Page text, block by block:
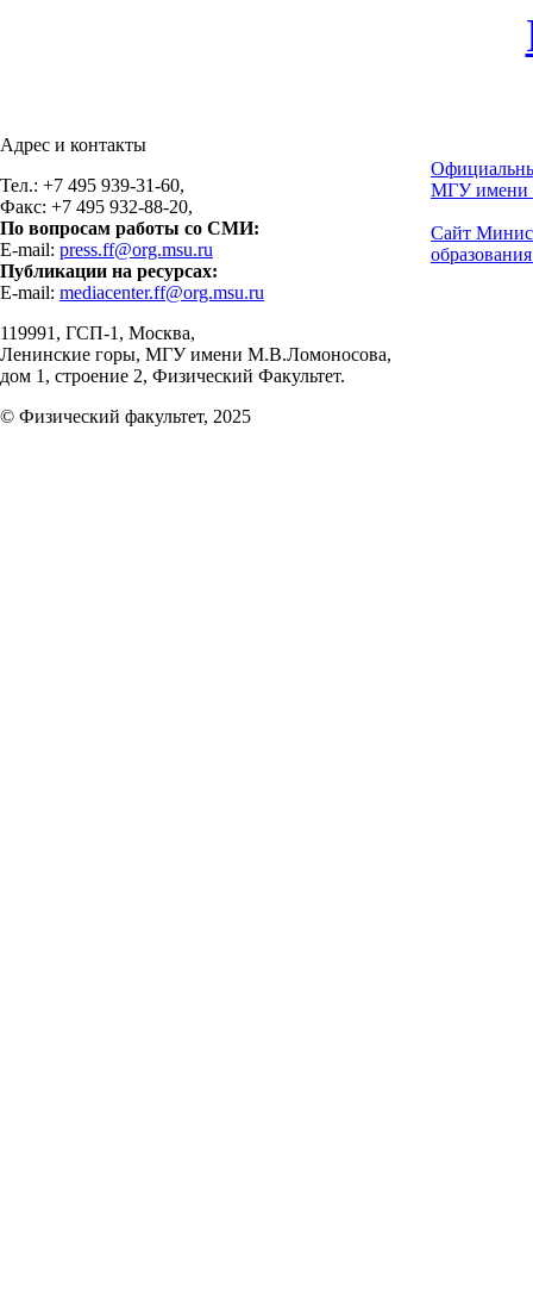
Адрес и контакты
Тел.: +7 495 939-31-60,
Факс: +7 495 932-88-20,
По вопросам работы со СМИ:
E-mail: press.ff@org.msu.ru
Публикации на ресурсах:
E-mail: mediacenter.ff@org.msu.ru
119991, ГСП-1, Москва,
Ленинские горы, МГУ имени М.В.Ломоносова,
дом 1, строение 2, Физический Факультет.
© Физический факультет, 2025
МГУ имени
Сайт